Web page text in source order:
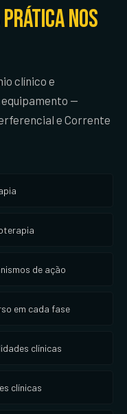
nos
clínico e
—
e Corrente
de ação
em cada fase
clínicas
clínicas